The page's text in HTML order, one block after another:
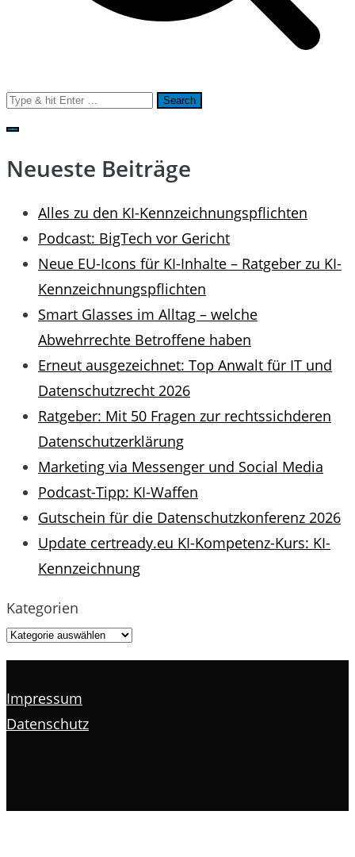
Search
for:
Neueste Beiträge
Alles zu den KI-Kennzeichnungspflichten
Podcast: BigTech vor Gericht
Neue EU-Icons für KI-Inhalte – Ratgeber zu KI-
Kennzeichnungspflichten
Smart Glasses im Alltag – welche
Abwehrrechte Betroffene haben
Erneut ausgezeichnet: Top Anwalt für IT und
Datenschutzrecht 2026
Ratgeber: Mit 50 Fragen zur rechtssichderen
Datenschutzerklärung
Marketing via Messenger und Social Media
Podcast-Tipp: KI-Waffen
Gutschein für die Datenschutzkonferenz 2026
Update certready.eu KI-Kompetenz-Kurs: KI-
Kennzeichnung
Kategorien
Impressum
Datenschutz